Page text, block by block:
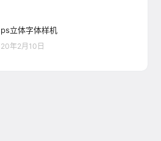
ps立体字体样机
20年2月10日